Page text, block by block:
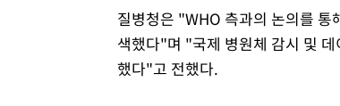
질병청은 "WHO 측과의 논의를 통
색했다"며 "국제 병원체 감시 및
했다"고 전했다.